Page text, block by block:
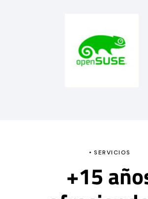
SERVICIOS
+15